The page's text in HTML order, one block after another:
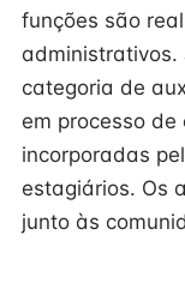
funções são
categoria de
em processo
incorporadas
estagiários. Os
junto às